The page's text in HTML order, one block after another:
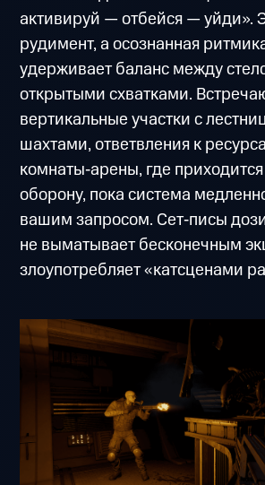
активируй — отбейся — уйди».
рудимент, а осознанная
удерживает баланс между
открытыми схватками.
вертикальные участки с
шахтами, ответвления к
комнаты‑арены, где
оборону, пока система
вашим запросом. Сет‑писы
не выматывает бесконечным
злоупотребляет «катсценами